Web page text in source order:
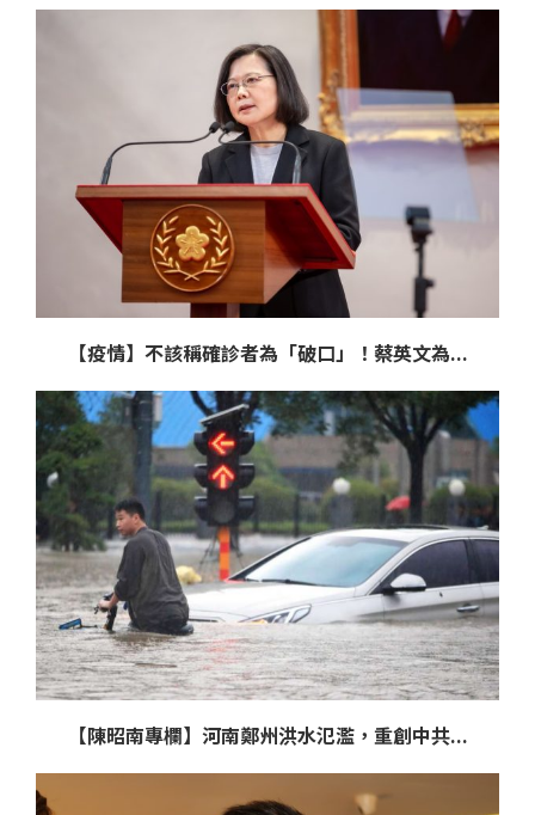
【疫情】不該稱確診者為「破口」！蔡英文為...
【陳昭南專欄】河南鄭州洪水氾濫，重創中共...